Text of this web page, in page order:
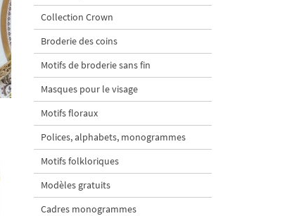
Collection Crown
Broderie des coins
Motifs de broderie sans fin
Masques pour le visage
Motifs floraux
Polices, alphabets, monogrammes
Motifs folkloriques
Modèles gratuits
Cadres monogrammes